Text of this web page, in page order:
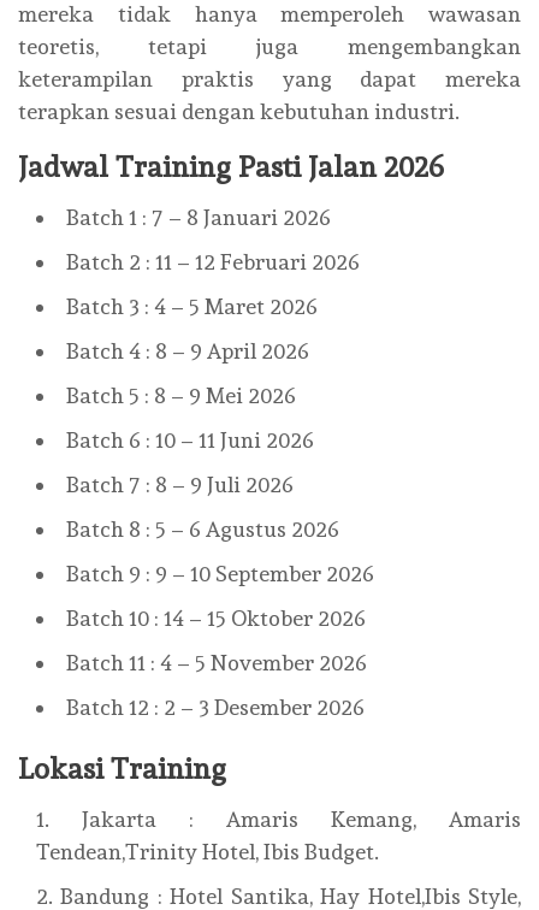
mereka tidak hanya memperoleh wawasan
teoretis, tetapi juga mengembangkan
keterampilan praktis yang dapat mereka
terapkan sesuai dengan kebutuhan industri.
Jadwal Training Pasti Jalan 2026
Batch 1 : 7 – 8 Januari 2026
Batch 2 : 11 – 12 Februari 2026
Batch 3 : 4 – 5 Maret 2026
Batch 4 : 8 – 9 April 2026
Batch 5 : 8 – 9 Mei 2026
Batch 6 : 10 – 11 Juni 2026
Batch 7 : 8 – 9 Juli 2026
Batch 8 : 5 – 6 Agustus 2026
Batch 9 : 9 – 10 September 2026
Batch 10 : 14 – 15 Oktober 2026
Batch 11 : 4 – 5 November 2026
Batch 12 : 2 – 3 Desember 2026
Lokasi Training
Jakarta : Amaris Kemang, Amaris
Tendean,Trinity Hotel, Ibis Budget.
Bandung : Hotel Santika, Hay Hotel,Ibis Style,